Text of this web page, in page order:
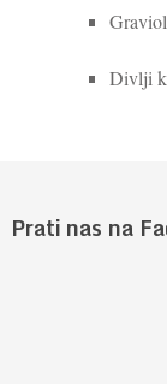
Divlji
Prati nas na